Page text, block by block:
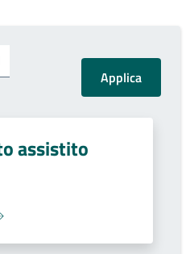
assistito